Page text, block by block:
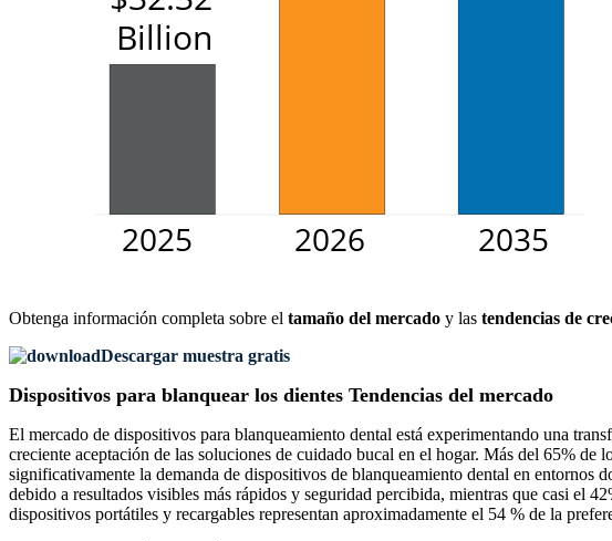
Obtenga información completa sobre el tamaño del mercado y las tendencias de
Descargar muestra gratis
Dispositivos para blanquear los dientes Tendencias del mercado
El mercado de dispositivos para blanqueamiento dental está experimentando una
creciente aceptación de las soluciones de cuidado bucal en el hogar. Más del 65%
significativamente la demanda de dispositivos de blanqueamiento dental en
debido a resultados visibles más rápidos y seguridad percibida, mientras que casi el
dispositivos portátiles y recargables representan aproximadamente el 54 % de la